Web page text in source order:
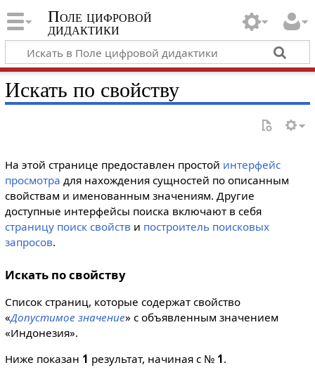
Поле цифровой
дидактики
Искать по свойству
На этой странице предоставлен простой интерфейс
просмотра для нахождения сущностей по описанным
свойствам и именованным значениям. Другие
доступные интерфейсы поиска включают в себя
страницу поиск свойств и построитель поисковых
запросов.
Искать по свойству
Список страниц, которые содержат свойство
«Допустимое значение» с объявленным значением
«Индонезия».
Ниже показан 1 результат, начиная с № 1.